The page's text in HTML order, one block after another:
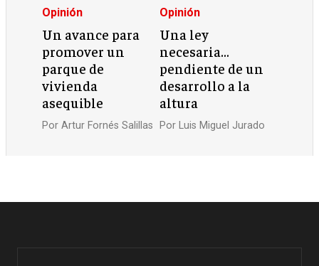
Opinión
Un avance para
promover un
parque de
vivienda
asequible
PorArtur Fornés Salillas
Opinión
Una ley
necesaria…
pendiente de un
desarrollo a la
altura
Por Luis Miguel Jurado